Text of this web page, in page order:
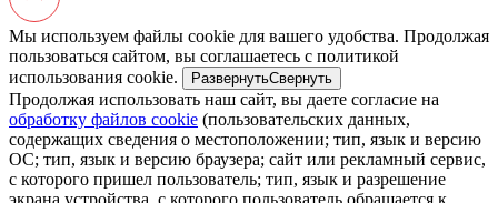
Мы используем файлы cookie для вашего удобства. Продолжая
пользоваться сайтом, вы соглашаетесь с политикой
использования cookie.
РазвернутьСвернуть
Продолжая использовать наш сайт, вы даете согласие на
обработку файлов cookie (пользовательских данных,
содержащих сведения о местоположении; тип, язык и версию
ОС; тип, язык и версию браузера; сайт или рекламный сервис,
с которого пришел пользователь; тип, язык и разрешение
экрана устройства, с которого пользователь обращается к